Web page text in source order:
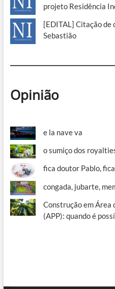
projeto Residência
[EDITAL] Citação de
Sebastião
Opinião
e la nave va
o sumiço dos
fica doutor Pablo, fica
congada, jubarte,
Construção em Área
(APP): quando é